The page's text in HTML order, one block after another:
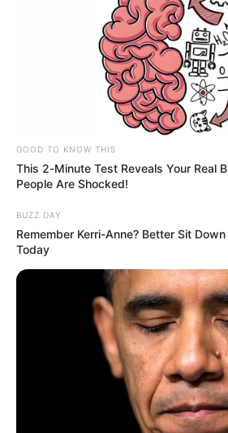
del
GOOD TO KNOW THIS
This 2-Minute Test Reveals Your Real
People Are Shocked!
BUZZ DAY
Remember Kerri-Anne? Better Sit
Today